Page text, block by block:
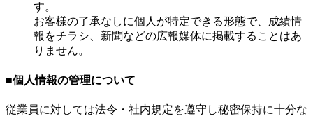
す。
お客様の了承なしに個人が特定できる形態で、成績情
報をチラシ、新聞などの広報媒体に掲載することはあ
りません。
■個人情報の管理について
従業員に対しては法令・社内規定を遵守し秘密保持に十分な